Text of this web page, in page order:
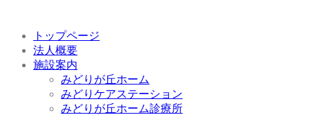
トップページ
法人概要
施設案内
みどりが丘ホーム
みどりケアステーション
みどりが丘ホーム診療所